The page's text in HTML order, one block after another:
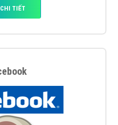
cáo của Google được